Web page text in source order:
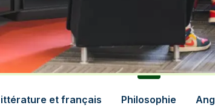
et français Philosophie